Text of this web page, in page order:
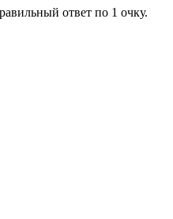
ответ по 1 очку.